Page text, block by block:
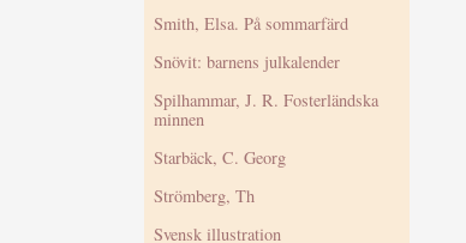
Smith, Elsa. På sommarfärd
Snövit: barnens julkalender
Spilhammar, J. R. Fosterländska
minnen
Starbäck, C. Georg
Strömberg, Th
Svensk illustration